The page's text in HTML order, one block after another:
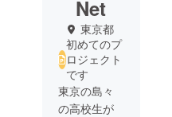
Net
東京都
初めてのプ
ロジェクト
です
東京の島々
の高校生が